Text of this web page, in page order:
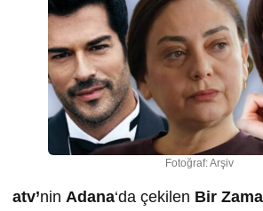
Fotoğraf: Arşiv
atv’nin Adana‘da çekilen Bir